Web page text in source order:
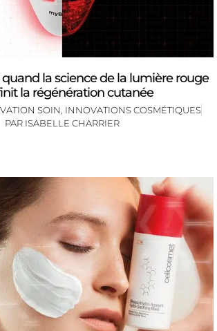
la science de la lumière rouge
la régénération cutanée
SOIN INNOVATIONS COSMÉTIQUES
PAR ISABELLE CHARRIER